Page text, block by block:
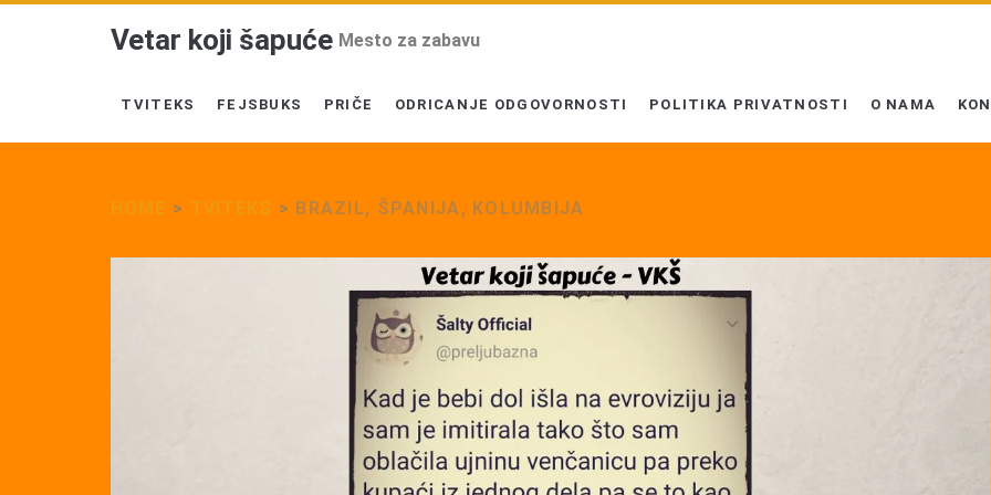
Vetar koji šapuće Mesto za zabavu
TVITEKS FEJSBUKS PRIČE ODRICANJE ODGOVORNOSTI POLITIKA PRIVATNOSTI O NAMA
> > BRAZIL, ŠPANIJA, KOLUMBIJA